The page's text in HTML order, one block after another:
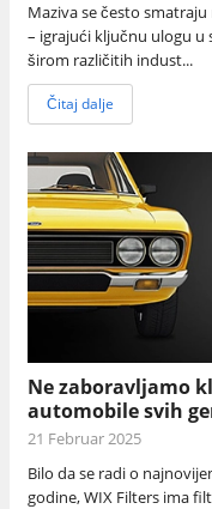
Maziva se često
– igrajući ključnu ulogu u
širom različitih indust...
Čitaj dalje
Ne zaboravljamo
automobile svih
21 Februar 2025
Bilo da se radi o
godine, WIX Filters ima